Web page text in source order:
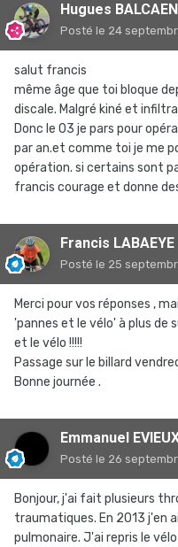
Hugues BALCAEN
Posté le 24
salut francis
même âge que toi bloque
discale. Malgré kiné et
Donc le 03 je pars pour
par an.et comme toi je me
opération. si certains sont
francis courage et donne
Francis LABAEYE
Posté le 25
Merci pour vos réponses ,
'pannes et le vélo' à plus de
et le vélo !!!!!
Passage sur le billard
Bonne journée .
Emmanuel
Posté le 26
Bonjour, j'ai fait plusieurs
traumatiques. En 2013 j'en
pulmonaire. J'ai repris le